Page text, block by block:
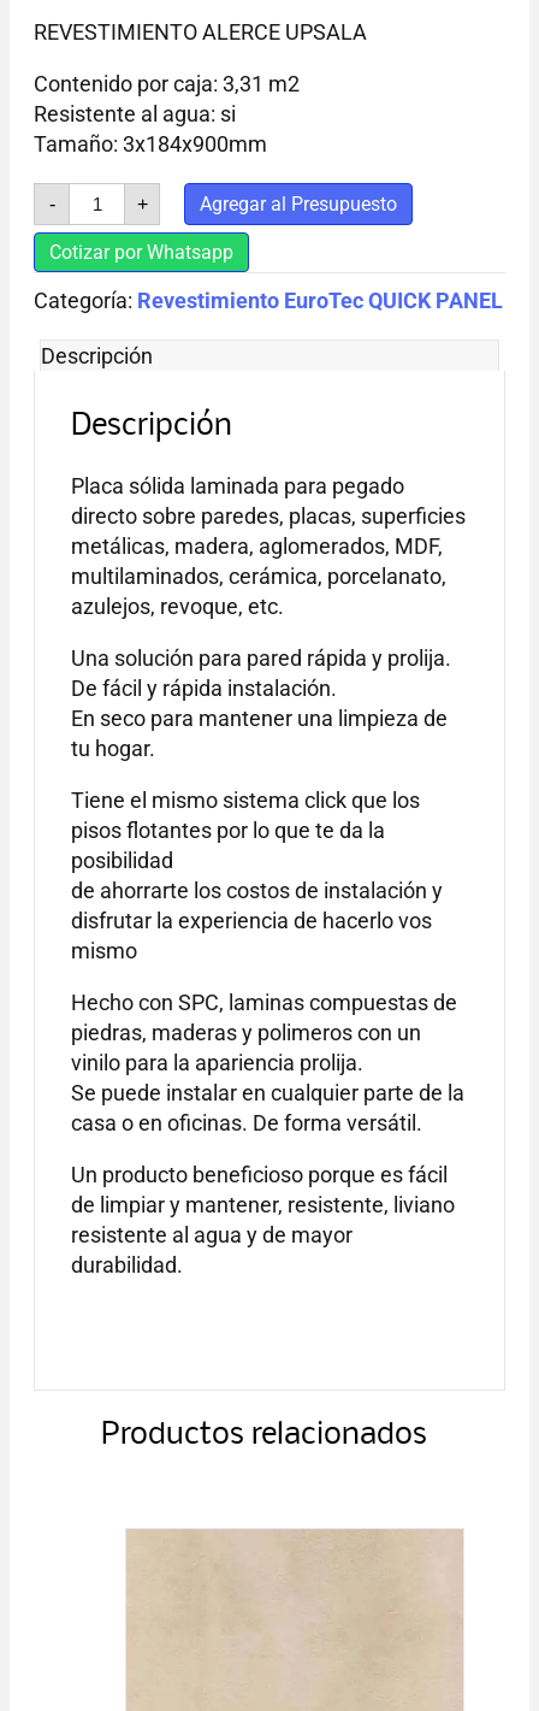
REVESTIMIENTO ALERCE UPSALA
Contenido por caja: 3,31 m2
Resistente al agua: si
Tamaño: 3x184x900mm
-
ALERCE
UPSALA
cantidad
+ Agregar al Presupuesto
Cotizar por Whatsapp
Categoría: Revestimiento EuroTec QUICK PANEL
Descripción
Descripción
Placa sólida laminada para pegado
directo sobre paredes, placas, superficies
metálicas, madera, aglomerados, MDF,
multilaminados, cerámica, porcelanato,
azulejos, revoque, etc.
Una solución para pared rápida y prolija.
De fácil y rápida instalación.
En seco para mantener una limpieza de
tu hogar.
Tiene el mismo sistema click que los
pisos flotantes por lo que te da la
posibilidad
de ahorrarte los costos de instalación y
disfrutar la experiencia de hacerlo vos
mismo
Hecho con SPC, laminas compuestas de
piedras, maderas y polimeros con un
vinilo para la apariencia prolija.
Se puede instalar en cualquier parte de la
casa o en oficinas. De forma versátil.
Un producto beneficioso porque es fácil
de limpiar y mantener, resistente, liviano
resistente al agua y de mayor
durabilidad.
Productos relacionados